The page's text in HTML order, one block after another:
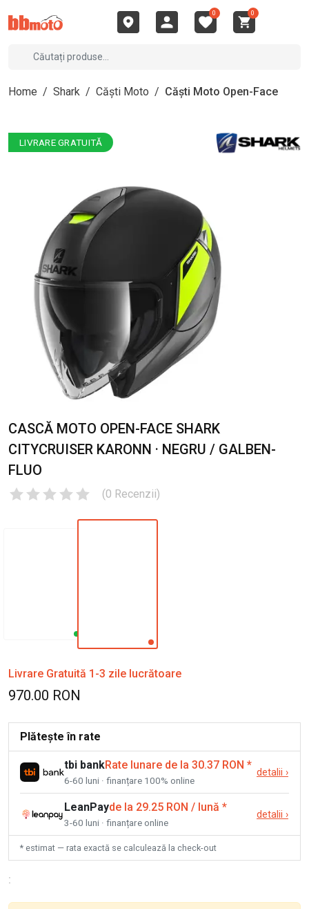
0 0
Home / Shark / Căști Moto / Căști Moto Open-Face
LIVRARE GRATUITĂ
CASCĂ MOTO OPEN-FACE SHARK
CITYCRUISER KARONN · NEGRU / GALBEN-
FLUO
(0 Recenzii)
Livrare Gratuită 1-3 zile lucrătoare
970.00 RON
Plătește în rate
tbi bankRate lunare de la 30.37 RON *
6-60 luni · finanțare 100% online
detalii ›
LeanPayde la 29.25 RON / lună *
3-60 luni · finanțare online
detalii ›
* estimat — rata exactă se calculează la check-out
: